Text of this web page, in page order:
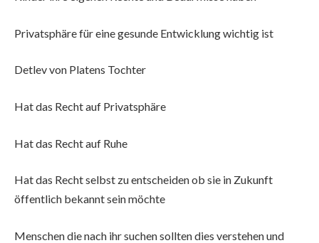
Privatsphäre für eine gesunde Entwicklung wichtig ist
Detlev von Platens Tochter
Hat das Recht auf Privatsphäre
Hat das Recht auf Ruhe
Hat das Recht selbst zu entscheiden ob sie in Zukunft
öffentlich bekannt sein möchte
Menschen die nach ihr suchen sollten dies verstehen und